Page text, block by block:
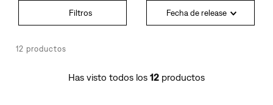
Fecha de release
12 productos
Has visto todos los 12 productos